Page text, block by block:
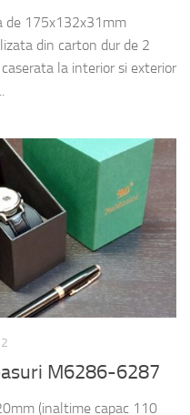
de 175x132x31mm
din carton dur de 2
la interior si exterior
M6286-6287
(inaltime capac 110